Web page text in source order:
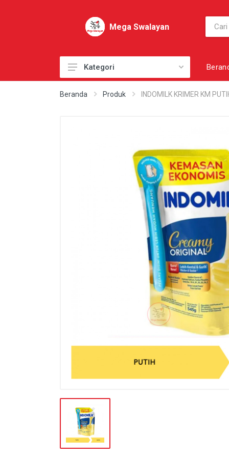
Mega Swalayan
AKSESORI
BARANG SUPPLY LAINNYA
FURNITURE
KEBUTUHAN HOTEL-RESTO
KEBUTUHAN KOKI
Kategori
Beranda Produk INDOMILK KRIMER KM